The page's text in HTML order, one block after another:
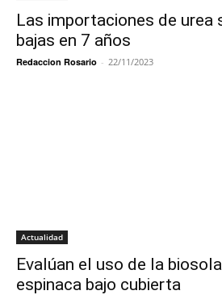
Las importaciones de urea
bajas en 7 años
Redaccion Rosario - 22/11/2023
Actualidad
Evalúan el uso de la
espinaca bajo cubierta